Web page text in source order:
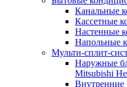
Канальные
Кассетные
Настенные
Напольные
Мульти-сплит-
Наружные
Mitsubishi
Внутренние